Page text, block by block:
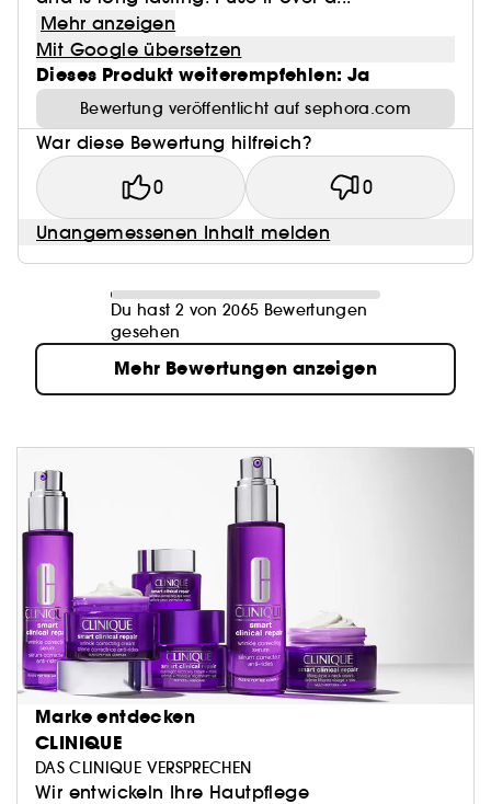
Mehr anzeigen
Mit Google übersetzen
Dieses Produkt weiterempfehlen: Ja
Bewertung veröffentlicht auf sephora.com
War diese Bewertung hilfreich?
0 0
Unangemessenen Inhalt melden
Du hast 2 von 2065 Bewertungen
gesehen
Mehr Bewertungen anzeigen
Marke entdecken
CLINIQUE
DAS CLINIQUE VERSPRECHEN
Wir entwickeln Ihre Hautpflege